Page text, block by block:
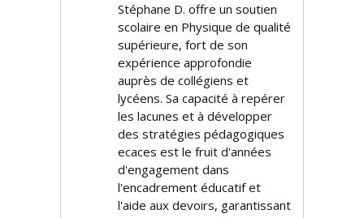
Stéphane D. offre un soutien
scolaire en Physique de qualité
supérieure, fort de son
expérience approfondie
auprès de collégiens et
lycéens. Sa capacité à repérer
les lacunes et à développer
des stratégies pédagogiques
efficaces est le fruit d'années
d'engagement dans
l'encadrement éducatif et
l'aide aux devoirs, garantissant